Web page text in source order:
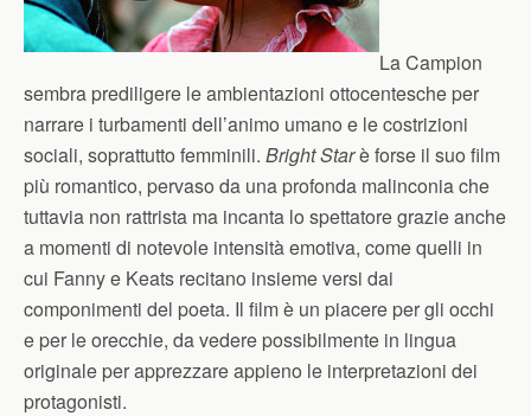
La Campion
sembra prediligere le ambientazioni ottocentesche per
narrare i turbamenti dell’animo umano e le costrizioni
sociali, soprattutto femminili. Bright Starè forse il suo film
più romantico, pervaso da una profonda malinconia che
tuttavia non rattrista ma incanta lo spettatore grazie anche
a momenti di notevole intensità emotiva, come quelli in
cui Fanny e Keats recitano insieme versi dai
componimenti del poeta. Il film è un piacere per gli occhi
e per le orecchie, da vedere possibilmente in lingua
originale per apprezzare appieno le interpretazioni dei
protagonisti.